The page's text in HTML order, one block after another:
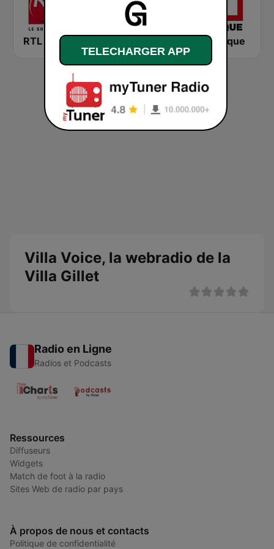
RTL 2 RFI Afrique
Villa Voice, la webradio de la
Villa Gillet
Radio en Ligne
Radios et Podcasts
Ressources
Diffuseurs
Widgets
Match de foot à la radio
Sites Web de radio par pays
À propos de nous et contacts
Politique de confidentialité
TELECHARGER APP